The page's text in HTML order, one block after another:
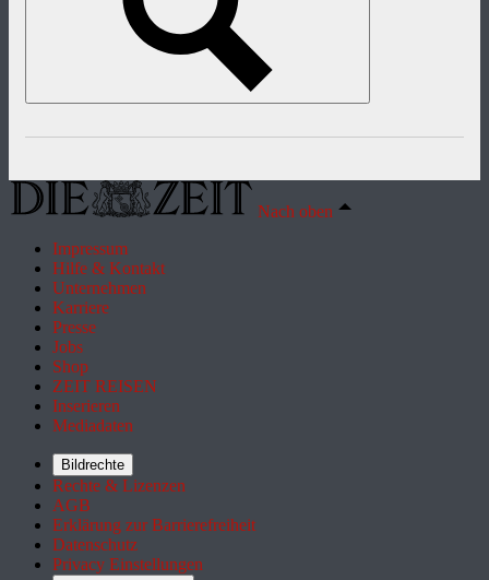
Nach oben
Impressum
Hilfe & Kontakt
Unternehmen
Karriere
Presse
Jobs
Shop
ZEIT REISEN
Inserieren
Mediadaten
Bildrechte
Rechte & Lizenzen
AGB
Erklärung zur Barrierefreiheit
Datenschutz
Privacy Einstellungen